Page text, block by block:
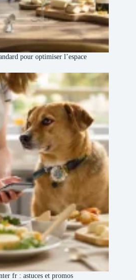
pour optimiser l’espace
fr : astuces et promos